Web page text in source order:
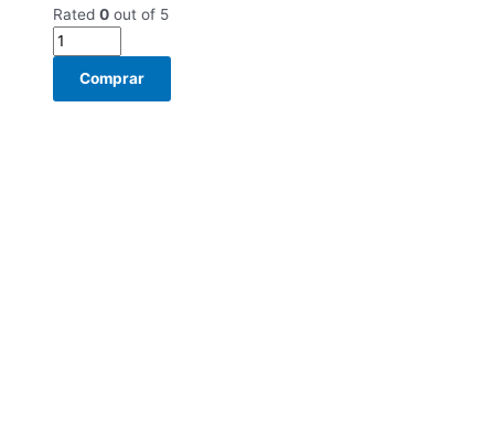
Rated 0 out of 5
Comprar